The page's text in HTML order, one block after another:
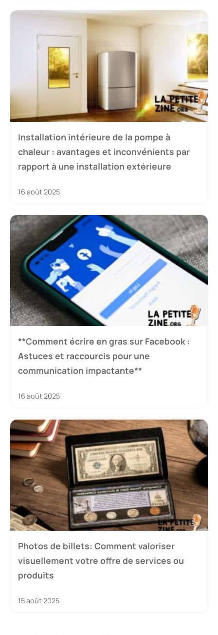
Installation intérieure de la pompe à
chaleur : avantages et inconvénients par
rapport à une installation extérieure
16 août 2025
**Comment écrire en gras sur Facebook :
Astuces et raccourcis pour une
communication impactante**
16 août 2025
Photos de billets: Comment valoriser
visuellement votre offre de services ou
produits
15 août 2025